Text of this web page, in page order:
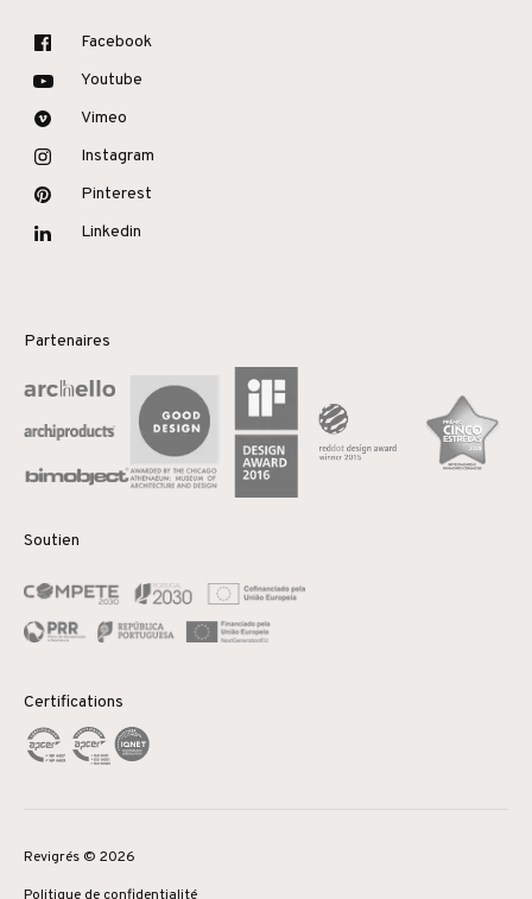
Facebook
Youtube
Vimeo
Instagram
Pinterest
Linkedin
Partenaires
Soutien
Certifications
Revigrés © 2026